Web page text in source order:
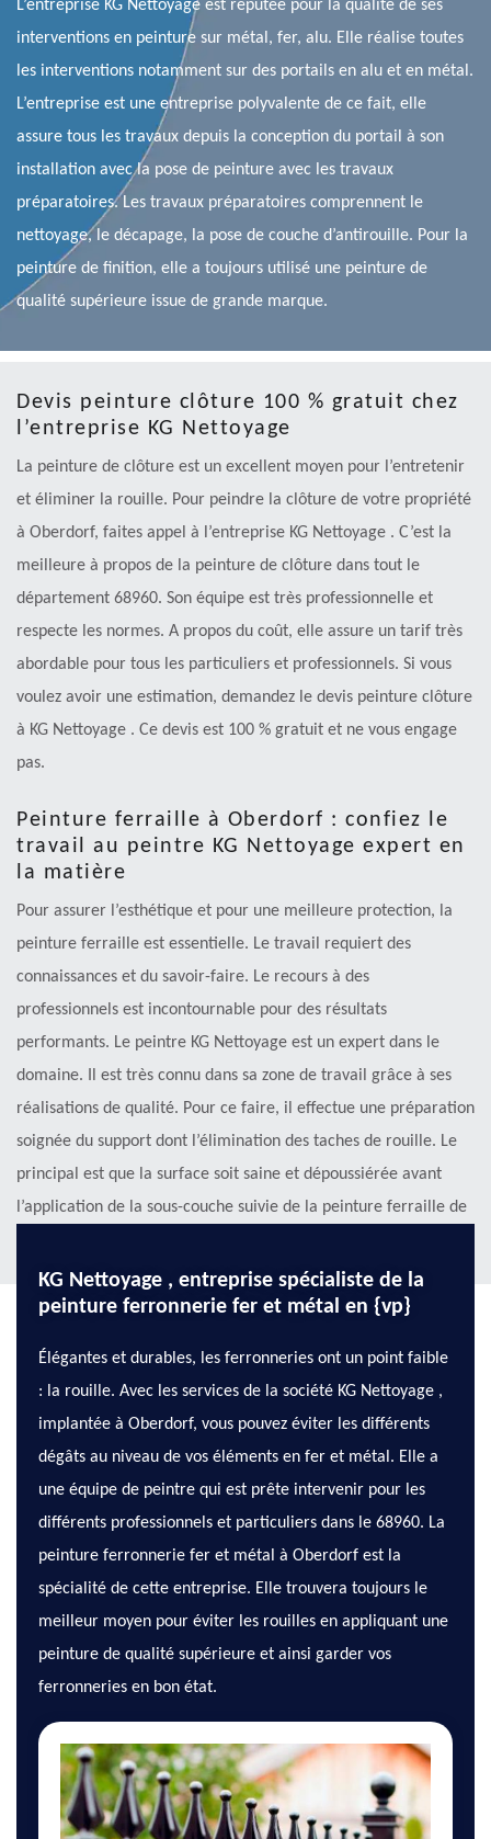
L’entreprise KG Nettoyage est réputée pour la qualité de ses
interventions en peinture sur métal, fer, alu. Elle réalise toutes
les interventions notamment sur des portails en alu et en métal.
L’entreprise est une entreprise polyvalente de ce fait, elle
assure tous les travaux depuis la conception du portail à son
installation avec la pose de peinture avec les travaux
préparatoires. Les travaux préparatoires comprennent le
nettoyage, le décapage, la pose de couche d’antirouille. Pour la
peinture de finition, elle a toujours utilisé une peinture de
qualité supérieure issue de grande marque.
Devis peinture clôture 100 % gratuit chez
l’entreprise KG Nettoyage
La peinture de clôture est un excellent moyen pour l’entretenir
et éliminer la rouille. Pour peindre la clôture de votre propriété
à Oberdorf, faites appel à l’entreprise KG Nettoyage . C’est la
meilleure à propos de la peinture de clôture dans tout le
département 68960. Son équipe est très professionnelle et
respecte les normes. A propos du coût, elle assure un tarif très
abordable pour tous les particuliers et professionnels. Si vous
voulez avoir une estimation, demandez le devis peinture clôture
à KG Nettoyage . Ce devis est 100 % gratuit et ne vous engage
pas.
Peinture ferraille à Oberdorf : confiez le
travail au peintre KG Nettoyage expert en
la matière
Pour assurer l’esthétique et pour une meilleure protection, la
peinture ferraille est essentielle. Le travail requiert des
connaissances et du savoir-faire. Le recours à des
professionnels est incontournable pour des résultats
performants. Le peintre KG Nettoyage est un expert dans le
domaine. Il est très connu dans sa zone de travail grâce à ses
réalisations de qualité. Pour ce faire, il effectue une préparation
soignée du support dont l’élimination des taches de rouille. Le
principal est que la surface soit saine et dépoussiérée avant
l’application de la sous-couche suivie de la peinture ferraille de
KG Nettoyage , entreprise spécialiste de la
peinture ferronnerie fer et métal en {vp}
Élégantes et durables, les ferronneries ont un point faible
: la rouille. Avec les services de la société KG Nettoyage ,
implantée à Oberdorf, vous pouvez éviter les différents
dégâts au niveau de vos éléments en fer et métal. Elle a
une équipe de peintre qui est prête intervenir pour les
différents professionnels et particuliers dans le 68960. La
peinture ferronnerie fer et métal à Oberdorf est la
spécialité de cette entreprise. Elle trouvera toujours le
meilleur moyen pour éviter les rouilles en appliquant une
peinture de qualité supérieure et ainsi garder vos
ferronneries en bon état.